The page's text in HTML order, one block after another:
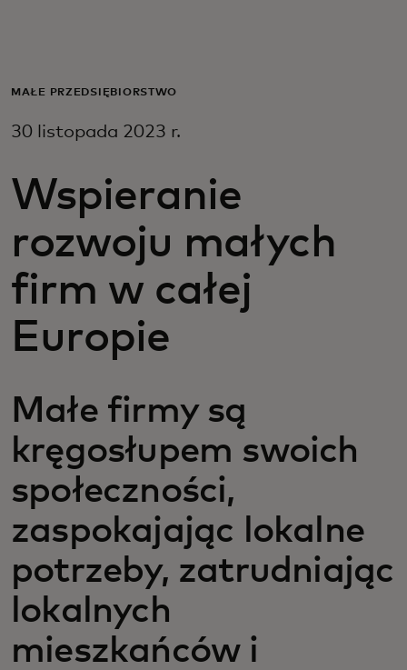
Dla firm
Dla innowatorów
Aktualności i trendy
MAŁE PRZEDSIĘBIORSTWO
30 listopada 2023 r.
Wspieranie
rozwoju małych
firm w całej
Europie
Małe firmy są
kręgosłupem swoich
społeczności,
zaspokajając lokalne
potrzeby, zatrudniając
lokalnych
mieszkańców i